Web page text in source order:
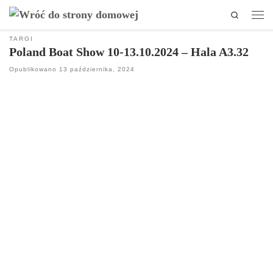
Przejdź do treści
Search
TARGI
Poland Boat Show 10-13.10.2024 – Hala A3.32
Opublikowano 13 października, 2024